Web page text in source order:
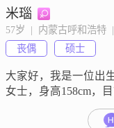
米瑙
57岁  |  内蒙古呼和浩特
丧偶
硕士
大家好，我是一位出
女士，身高158cm，
的呼和浩特。我拥有
一家不错的公司工作